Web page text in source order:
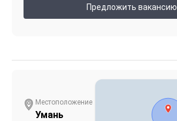
Предложить вакансию
Местоположение
Умань